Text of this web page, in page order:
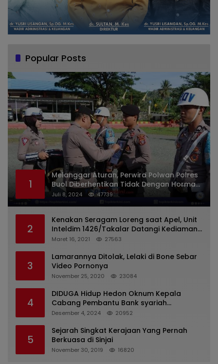
Popular Posts
1
Melanggar Aturan, Perwira Polwan Polres
Buol Diberhentikan Tidak Dengan Hormat
Dari Dinas Kepolisian
Juli 8, 2024 47739
2
Kenakan Seragam Loreng saat Apel, Unit
Inteldim 1426/Takalar Datangi Kediaman
Kasatpol PP
Maret 16, 2021 27563
3
Lamarannya Ditolak, Lelaki di Bone Sebar
Video Pornonya
November 25, 2020 23084
4
DIDUGA Hidup Hedon Oknum Kepala
Cabang Pembantu Bank syariah
Indonesia Unit Hasan Basri di Banjarmasin
Milyaran Rupiah dan Bilyet Giro Tidak
Terdaftar, OJK Kalsel : Bertemu Tanggal 11
Desember 4, 2024 20952
5
Sejarah Singkat Kerajaan Yang Pernah
Berkuasa di Sinjai
November 30, 2019 16820